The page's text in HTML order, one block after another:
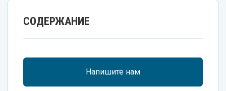
СОДЕРЖАНИЕ
Напишите нам